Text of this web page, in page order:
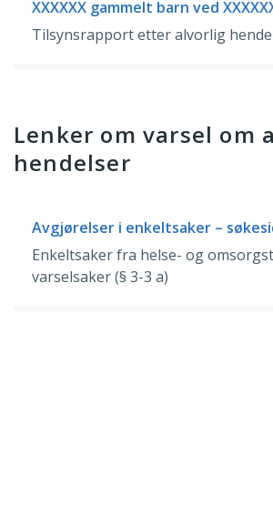
XXXXXX gammelt barn ved
Tilsynsrapport etter alvorlig
Lenker om varsel om
hendelser
Avgjørelser i enkeltsaker –
Enkeltsaker fra helse- og
varselsaker (§ 3-3 a)